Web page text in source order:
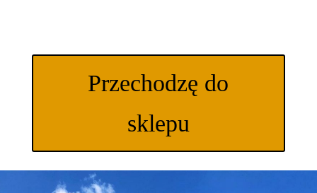
Przechodzę do
sklepu